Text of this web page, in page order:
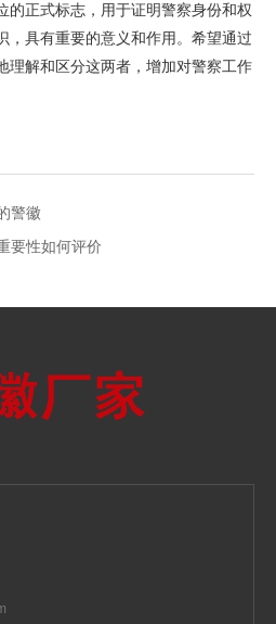
的正式标志，用于证明警察身份和权
，具有重要的意义和作用。希望通过
理解和区分这两者，增加对警察工作
警徽
要性如何评价